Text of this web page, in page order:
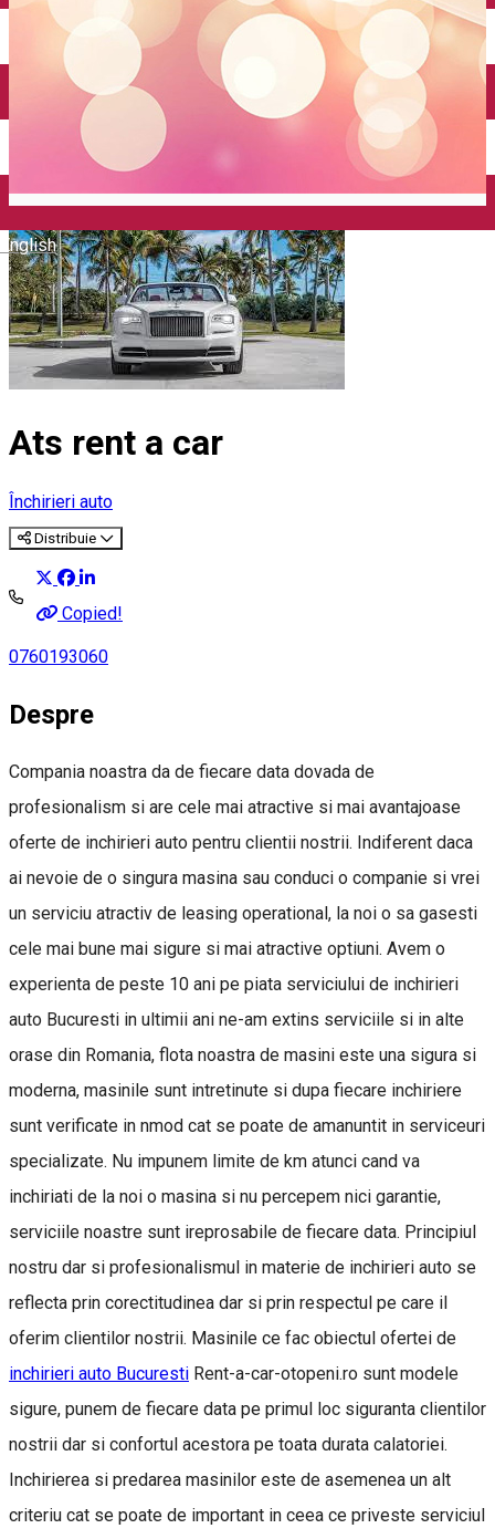
English
Închirieri biciclete
Încărcare vehicule electrice
Ats rent a car
Închirieri auto
Distribuie
Copied!
0760193060
Despre
Compania noastra da de fiecare data dovada de
profesionalism si are cele mai atractive si mai avantajoase
oferte de inchirieri auto pentru clientii nostrii. Indiferent daca
ai nevoie de o singura masina sau conduci o companie si vrei
un serviciu atractiv de leasing operational, la noi o sa gasesti
cele mai bune mai sigure si mai atractive optiuni. Avem o
experienta de peste 10 ani pe piata serviciului de inchirieri
auto Bucuresti in ultimii ani ne-am extins serviciile si in alte
orase din Romania, flota noastra de masini este una sigura si
moderna, masinile sunt intretinute si dupa fiecare inchiriere
sunt verificate in nmod cat se poate de amanuntit in serviceuri
specializate. Nu impunem limite de km atunci cand va
inchiriati de la noi o masina si nu percepem nici garantie,
serviciile noastre sunt ireprosabile de fiecare data. Principiul
nostru dar si profesionalismul in materie de inchirieri auto se
reflecta prin corectitudinea dar si prin respectul pe care il
oferim clientilor nostrii. Masinile ce fac obiectul ofertei de
inchirieri auto Bucuresti Rent-a-car-otopeni.ro sunt modele
sigure, punem de fiecare data pe primul loc siguranta clientilor
nostrii dar si confortul acestora pe toata durata calatoriei.
Inchirierea si predarea masinilor este de asemenea un alt
criteriu cat se poate de important in ceea ce priveste serviciul